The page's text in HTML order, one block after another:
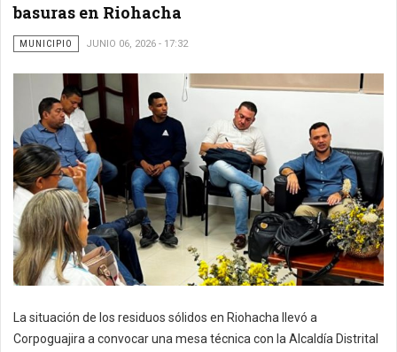
basuras en Riohacha
MUNICIPIO JUNIO 06, 2026 - 17:32
La situación de los residuos sólidos en Riohacha llevó a
Corpoguajira a convocar una mesa técnica con la Alcaldía Distrital